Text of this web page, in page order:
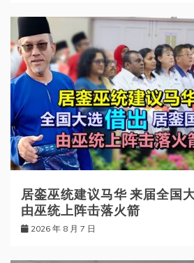
居銮巫统建议马华 来届全国
由巫统上阵击落火箭
2026 年 8 月 7 日